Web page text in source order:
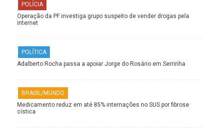
POLÍCIA
Operação da PF investiga grupo suspeito de vender drogas pela
internet
POLÍTICA
Adalberto Rocha passa a apoiar Jorge do Rosário em Serrinha
BRASIL/MUNDO
Medicamento reduz em até 85% internações no SUS por fibrose
cística